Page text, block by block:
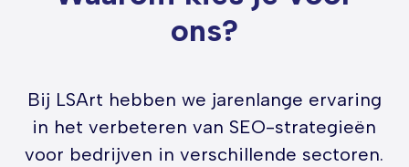
ons?
Bij LSArt hebben we jarenlange ervaring
in het verbeteren van SEO-strategieën
voor bedrijven in verschillende sectoren.